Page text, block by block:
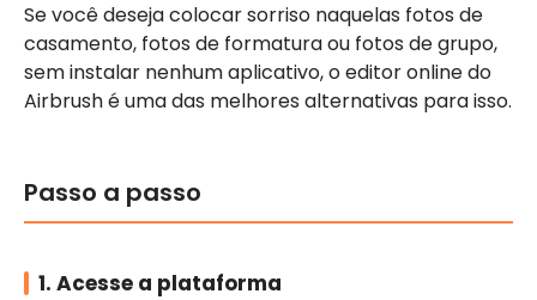
Se você deseja colocar sorriso naquelas fotos de
casamento, fotos de formatura ou fotos de grupo,
sem instalar nenhum aplicativo, o editor online do
Airbrush é uma das melhores alternativas para isso.
Passo a passo
1. Acesse a plataforma